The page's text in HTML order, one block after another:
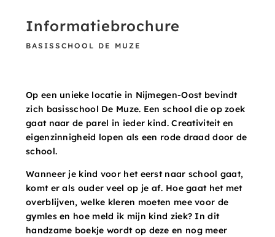
Informatiebrochure
BASISSCHOOL DE MUZE
Op een unieke locatie in Nijmegen-Oost bevindt
zich basisschool De Muze. Een school die op zoek
gaat naar de parel in ieder kind. Creativiteit en
eigenzinnigheid lopen als een rode draad door de
school.
Wanneer je kind voor het eerst naar school gaat,
komt er als ouder veel op je af. Hoe gaat het met
overblijven, welke kleren moeten mee voor de
gymles en hoe meld ik mijn kind ziek? In dit
handzame boekje wordt op deze en nog meer